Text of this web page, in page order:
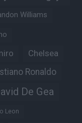
Williams
Chelsea
Ronaldo
De Gea
Leon